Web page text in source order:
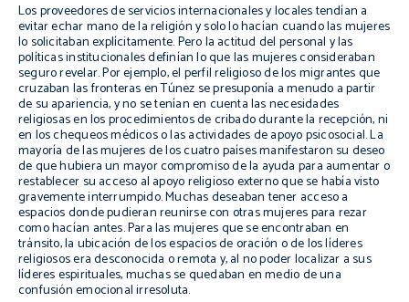
Los proveedores de servicios internacionales y locales tendían a
evitar echar mano de la religión y solo lo hacían cuando las mujeres
lo solicitaban explícitamente. Pero la actitud del personal y las
políticas institucionales definían lo que las mujeres consideraban
seguro revelar. Por ejemplo, el perfil religioso de los migrantes que
cruzaban las fronteras en Túnez se presuponía a menudo a partir
de su apariencia, y no se tenían en cuenta las necesidades
religiosas en los procedimientos de cribado durante la recepción, ni
en los chequeos médicos o las actividades de apoyo psicosocial. La
mayoría de las mujeres de los cuatro países manifestaron su deseo
de que hubiera un mayor compromiso de la ayuda para aumentar o
restablecer su acceso al apoyo religioso externo que se había visto
gravemente interrumpido. Muchas deseaban tener acceso a
espacios donde pudieran reunirse con otras mujeres para rezar
como hacían antes. Para las mujeres que se encontraban en
tránsito, la ubicación de los espacios de oración o de los líderes
religiosos era desconocida o remota y, al no poder localizar a sus
líderes espirituales, muchas se quedaban en medio de una
confusión emocional irresoluta.